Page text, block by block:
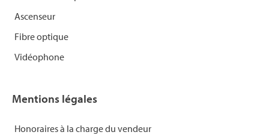
Ascenseur
Fibre optique
Vidéophone
Mentions légales
Honoraires à la charge du vendeur